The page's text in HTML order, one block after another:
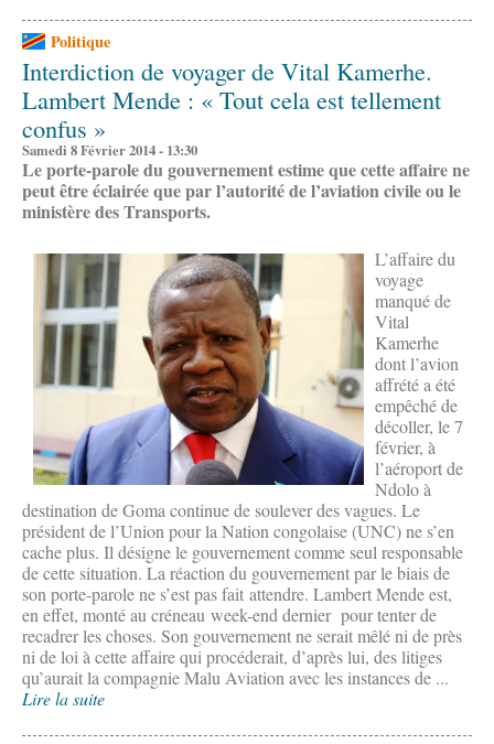
Politique
Interdiction de voyager de Vital Kamerhe.
Lambert Mende : « Tout cela est tellement
confus »
Samedi 8 Février 2014 - 13:30
Le porte-parole du gouvernement estime que cette affaire ne
peutêtre éclairée que par l’autorité de l’aviation civile ou le
ministère des Transports.
L’affaire du
voyage
manqué de
Vital
Kamerhe
dont l’avion
affrété a été
empêché de
décoller, le 7
février, à
l’aéroport de
Ndolo à
destination de Goma continue de soulever des vagues. Le
président de l’Union pour la Nation congolaise (UNC) ne s’en
cache plus. Il désigne le gouvernement comme seul responsable
de cette situation. La réaction du gouvernement par le biais de
son porte-parole ne s’est pas fait attendre. Lambert Mende est,
en effet, monté au créneau week-end dernier pour tenter de
recadrer les choses. Son gouvernement ne serait mêlé ni de près
ni de loi à cette affaire qui procéderait, d’après lui, des litiges
qu’aurait la compagnie Malu Aviation avec les instances de ...
Lire la suite